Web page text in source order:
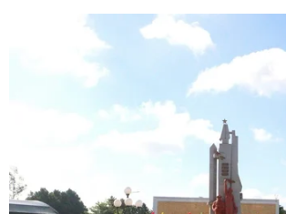
gian sáng tạo văn phòng phẩm, nâng
cao văn hóa đọc
25/07/2026 02:06
Phim mới trên VTV3 'Mùa Hè năm ấy'
đưa khán giả về thời thanh xuân
trong trẻo
24/07/2026 22:40